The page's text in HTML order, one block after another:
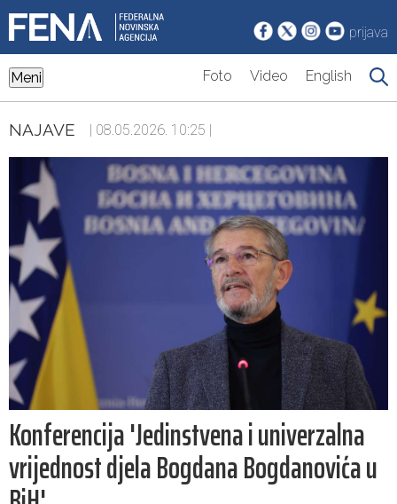
prijava
Meni Foto Video English
NAJAVE | 08.05.2026. 10:25 |
Konferencija 'Jedinstvena i univerzalna
vrijednost djela Bogdana Bogdanovića u